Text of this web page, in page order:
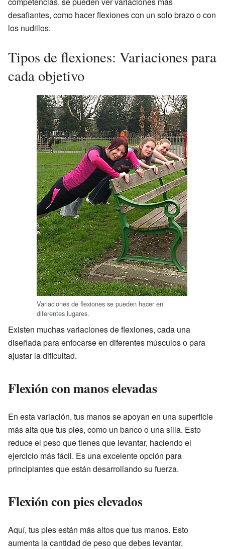
desafiantes, como hacer flexiones con un solo brazo o con
los nudillos.
Tipos de flexiones: Variaciones para
cada objetivo
Variaciones de flexiones se pueden hacer en
diferentes lugares.
Existen muchas variaciones de flexiones, cada una
diseñada para enfocarse en diferentes músculos o para
ajustar la dificultad.
Flexión con manos elevadas
En esta variación, tus manos se apoyan en una superficie
más alta que tus pies, como un banco o una silla. Esto
reduce el peso que tienes que levantar, haciendo el
ejercicio más fácil. Es una excelente opción para
principiantes que están desarrollando su fuerza.
Flexión con pies elevados
Aquí, tus pies están más altos que tus manos. Esto
aumenta la cantidad de peso que debes levantar,